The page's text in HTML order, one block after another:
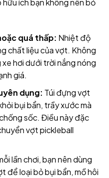
ích bạn không nên bỏ
quá thấp: Nhiệt độ
chất liệu của vợt. Không
hơi dưới trời nắng nóng
giá.
dụng: Túi đựng vợt
bụi bẩn, trầy xước mà
sốc. Điều này đặc
vợt pickleball
lần chơi, bạn nên dùng
để loại bỏ bụi bẩn, mồ hôi